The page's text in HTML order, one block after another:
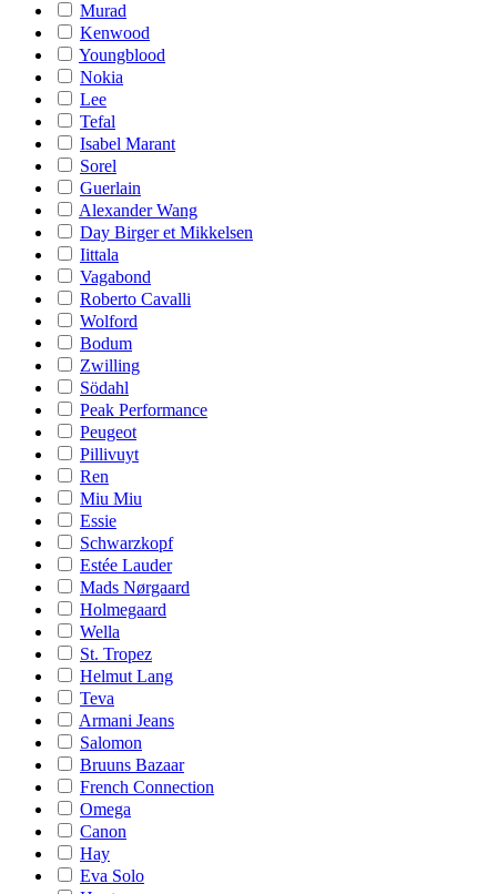
Murad
Kenwood
Youngblood
Nokia
Lee
Tefal
Isabel Marant
Sorel
Guerlain
Alexander Wang
Day Birger et Mikkelsen
Iittala
Vagabond
Roberto Cavalli
Wolford
Bodum
Zwilling
Södahl
Peak Performance
Peugeot
Pillivuyt
Ren
Miu Miu
Essie
Schwarzkopf
Estée Lauder
Mads Nørgaard
Holmegaard
Wella
St. Tropez
Helmut Lang
Teva
Armani Jeans
Salomon
Bruuns Bazaar
French Connection
Omega
Canon
Hay
Eva Solo